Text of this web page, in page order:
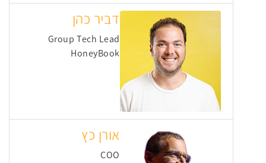
דביר כהן
Group Tech Lead
HoneyBook
אורן כץ
COO